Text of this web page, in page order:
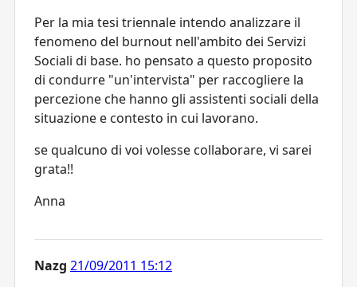
Per la mia tesi triennale intendo analizzare il
fenomeno del burnout nell'ambito dei Servizi
Sociali di base. ho pensato a questo proposito
di condurre "un'intervista" per raccogliere la
percezione che hanno gli assistenti sociali della
situazione e contesto in cui lavorano.
se qualcuno di voi volesse collaborare, vi sarei
grata!!
Anna
Nazg 21/09/2011 15:12